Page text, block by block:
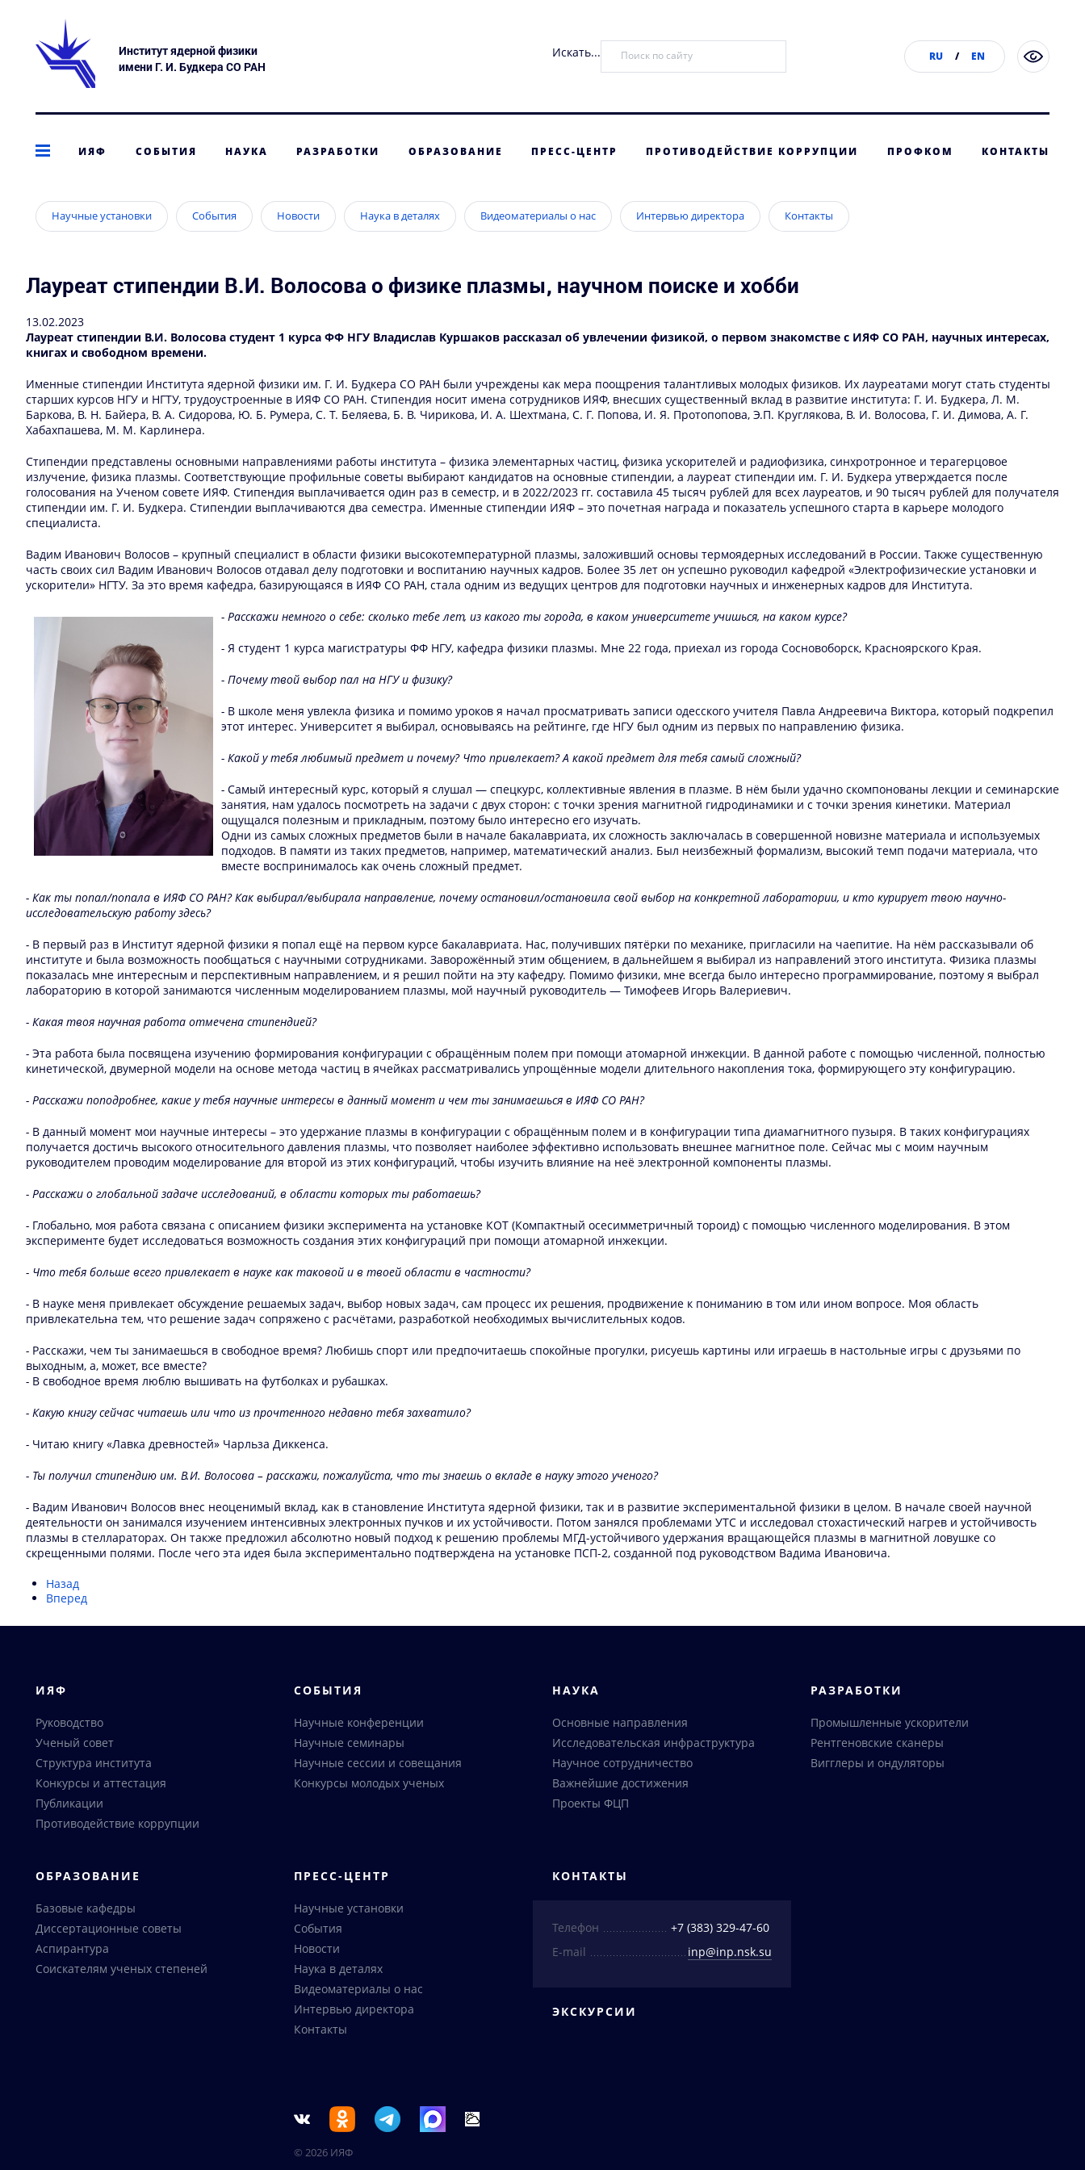
Институт ядерной физики
имени Г. И. Будкера СО РАН
RU / EN
Искать...
ИЯФ СОБЫТИЯ НАУКА РАЗРАБОТКИ ОБРАЗОВАНИЕ ПРЕСС-ЦЕНТР ПРОТИВОДЕЙСТВИЕ КОРРУПЦИИ ПРОФКОМ КОНТАКТЫ
Научные установки События Новости Наука в деталях Видеоматериалы о нас Интервью директора Контакты
Лауреат стипендии В.И. Волосова о физике плазмы, научном поиске и хобби
13.02.2023
Лауреат стипендии В.И. Волосова студент 1 курса ФФ НГУ Владислав Куршаков рассказал об увлечении физикой, о первом знакомстве с ИЯФ СО РАН, научных интересах,
книгах и свободном времени.
Именные стипендии Института ядерной физики им. Г. И. Будкера СО РАН были учреждены как мера поощрения талантливых молодых физиков. Их лауреатами могут стать студенты
старших курсов НГУ и НГТУ, трудоустроенные в ИЯФ СО РАН. Стипендия носит имена сотрудников ИЯФ, внесших существенный вклад в развитие института: Г. И. Будкера, Л. М.
Баркова, В. Н. Байера, В. А. Сидорова, Ю. Б. Румера, С. Т. Беляева, Б. В. Чирикова, И. А. Шехтмана, С. Г. Попова, И. Я. Протопопова, Э.П. Круглякова, В. И. Волосова, Г. И. Димова, А. Г.
Хабахпашева, М. М. Карлинера.
Стипендии представлены основными направлениями работы института – физика элементарных частиц, физика ускорителей и радиофизика, синхротронное и терагерцовое
излучение, физика плазмы. Соответствующие профильные советы выбирают кандидатов на основные стипендии, а лауреат стипендии им. Г. И. Будкера утверждается после
голосования на Ученом совете ИЯФ. Стипендия выплачивается один раз в семестр, и в 2022/2023 гг. составила 45 тысяч рублей для всех лауреатов, и 90 тысяч рублей для получателя
стипендии им. Г. И. Будкера. Стипендии выплачиваются два семестра. Именные стипендии ИЯФ – это почетная награда и показатель успешного старта в карьере молодого
специалиста.
Вадим Иванович Волосов – крупный специалист в области физики высокотемпературной плазмы, заложивший основы термоядерных исследований в России. Также существенную
часть своих сил Вадим Иванович Волосов отдавал делу подготовки и воспитанию научных кадров. Более 35 лет он успешно руководил кафедрой «Электрофизические установки и
ускорители» НГТУ. За это время кафедра, базирующаяся в ИЯФ СО РАН, стала одним из ведущих центров для подготовки научных и инженерных кадров для Института.
- Расскажи немного о себе: сколько тебе лет, из какого ты города, в каком университете учишься, на каком курсе?
- Я студент 1 курса магистратуры ФФ НГУ, кафедра физики плазмы. Мне 22 года, приехал из города Сосновоборск, Красноярского Края.
- Почему твой выбор пал на НГУ и физику?
- В школе меня увлекла физика и помимо уроков я начал просматривать записи одесского учителя Павла Андреевича Виктора, который подкрепил
этот интерес. Университет я выбирал, основываясь на рейтинге, где НГУ был одним из первых по направлению физика.
- Какой у тебя любимый предмет и почему? Что привлекает? А какой предмет для тебя самый сложный?
- Самый интересный курс, который я слушал — спецкурс, коллективные явления в плазме. В нём были удачно скомпонованы лекции и семинарские
занятия, нам удалось посмотреть на задачи с двух сторон: с точки зрения магнитной гидродинамики и с точки зрения кинетики. Материал
ощущался полезным и прикладным, поэтому было интересно его изучать.
Одни из самых сложных предметов были в начале бакалавриата, их сложность заключалась в совершенной новизне материала и используемых
подходов. В памяти из таких предметов, например, математический анализ. Был неизбежный формализм, высокий темп подачи материала, что
вместе воспринималось как очень сложный предмет.
- Как ты попал/попала в ИЯФ СО РАН? Как выбирал/выбирала направление, почему остановил/остановила свой выбор на конкретной лаборатории, и кто курирует твою научно-
исследовательскую работу здесь?
- В первый раз в Институт ядерной физики я попал ещё на первом курсе бакалавриата. Нас, получивших пятёрки по механике, пригласили на чаепитие. На нём рассказывали об
институте и была возможность пообщаться с научными сотрудниками. Заворожённый этим общением, в дальнейшем я выбирал из направлений этого института. Физика плазмы
показалась мне интересным и перспективным направлением, и я решил пойти на эту кафедру. Помимо физики, мне всегда было интересно программирование, поэтому я выбрал
лабораторию в которой занимаются численным моделированием плазмы, мой научный руководитель — Тимофеев Игорь Валериевич.
- Какая твоя научная работа отмечена стипендией?
- Эта работа была посвящена изучению формирования конфигурации с обращённым полем при помощи атомарной инжекции. В данной работе с помощью численной, полностью
кинетической, двумерной модели на основе метода частиц в ячейках рассматривались упрощённые модели длительного накопления тока, формирующего эту конфигурацию.
- Расскажи поподробнее, какие у тебя научные интересы в данный момент и чем ты занимаешься в ИЯФ СО РАН?
- В данный момент мои научные интересы – это удержание плазмы в конфигурации с обращённым полем и в конфигурации типа диамагнитного пузыря. В таких конфигурациях
получается достичь высокого относительного давления плазмы, что позволяет наиболее эффективно использовать внешнее магнитное поле. Сейчас мы с моим научным
руководителем проводим моделирование для второй из этих конфигураций, чтобы изучить влияние на неё электронной компоненты плазмы.
- Расскажи о глобальной задаче исследований, в области которых ты работаешь?
- Глобально, моя работа связана с описанием физики эксперимента на установке КОТ (Компактный осесимметричный тороид) с помощью численного моделирования. В этом
эксперименте будет исследоваться возможность создания этих конфигураций при помощи атомарной инжекции.
- Что тебя больше всего привлекает в науке как таковой и в твоей области в частности?
- В науке меня привлекает обсуждение решаемых задач, выбор новых задач, сам процесс их решения, продвижение к пониманию в том или ином вопросе. Моя область
привлекательна тем, что решение задач сопряжено с расчётами, разработкой необходимых вычислительных кодов.
- Расскажи, чем ты занимаешься в свободное время? Любишь спорт или предпочитаешь спокойные прогулки, рисуешь картины или играешь в настольные игры с друзьями по
выходным, а, может, все вместе?
- В свободное время люблю вышивать на футболках и рубашках.
- Какую книгу сейчас читаешь или что из прочтенного недавно тебя захватило?
- Читаю книгу «Лавка древностей» Чарльза Диккенса.
- Ты получил стипендию им. В.И. Волосова – расскажи, пожалуйста, что ты знаешь о вкладе в науку этого ученого?
- Вадим Иванович Волосов внес неоценимый вклад, как в становление Института ядерной физики, так и в развитие экспериментальной физики в целом. В начале своей научной
деятельности он занимался изучением интенсивных электронных пучков и их устойчивости. Потом занялся проблемами УТС и исследовал стохастический нагрев и устойчивость
плазмы в стеллараторах. Он также предложил абсолютно новый подход к решению проблемы МГД-устойчивого удержания вращающейся плазмы в магнитной ловушке со
скрещенными полями. После чего эта идея была экспериментально подтверждена на установке ПСП-2, созданной под руководством Вадима Ивановича.
Назад
Вперед
ИЯФ
Руководство
Ученый совет
Структура института
Конкурсы и аттестация
Публикации
Противодействие коррупции
СОБЫТИЯ
Научные конференции
Научные семинары
Научные сессии и совещания
Конкурсы молодых ученых
НАУКА
Основные направления
Исследовательская инфраструктура
Научное сотрудничество
Важнейшие достижения
Проекты ФЦП
РАЗРАБОТКИ
Промышленные ускорители
Рентгеновские сканеры
Вигглеры и ондуляторы
ОБРАЗОВАНИЕ
Базовые кафедры
Диссертационные советы
Аспирантура
Соискателям ученых степеней
ПРЕСС-ЦЕНТР
Научные установки
События
Новости
Наука в деталях
Видеоматериалы о нас
Интервью директора
Контакты
КОНТАКТЫ
Телефон
+7 (383) 329-47-60
E-mail
inp@inp.nsk.su
ЭКСКУРСИИ
© 2026 ИЯФ